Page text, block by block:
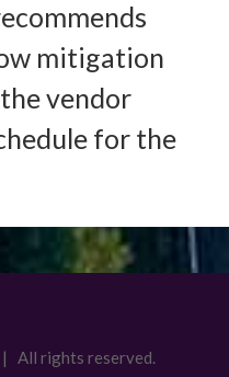
mitigation
vendor
for the
| All rights reserved.